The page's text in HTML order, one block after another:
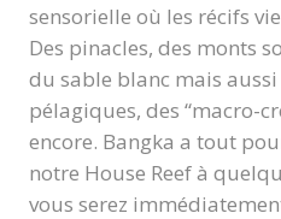
sensorielle où les récifs
Des pinacles, des monts
du sable blanc mais
pélagiques, des “macro-
encore. Bangka a tout
notre House Reef à
vous serez